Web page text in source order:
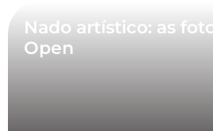
Nado artístico: as
Open